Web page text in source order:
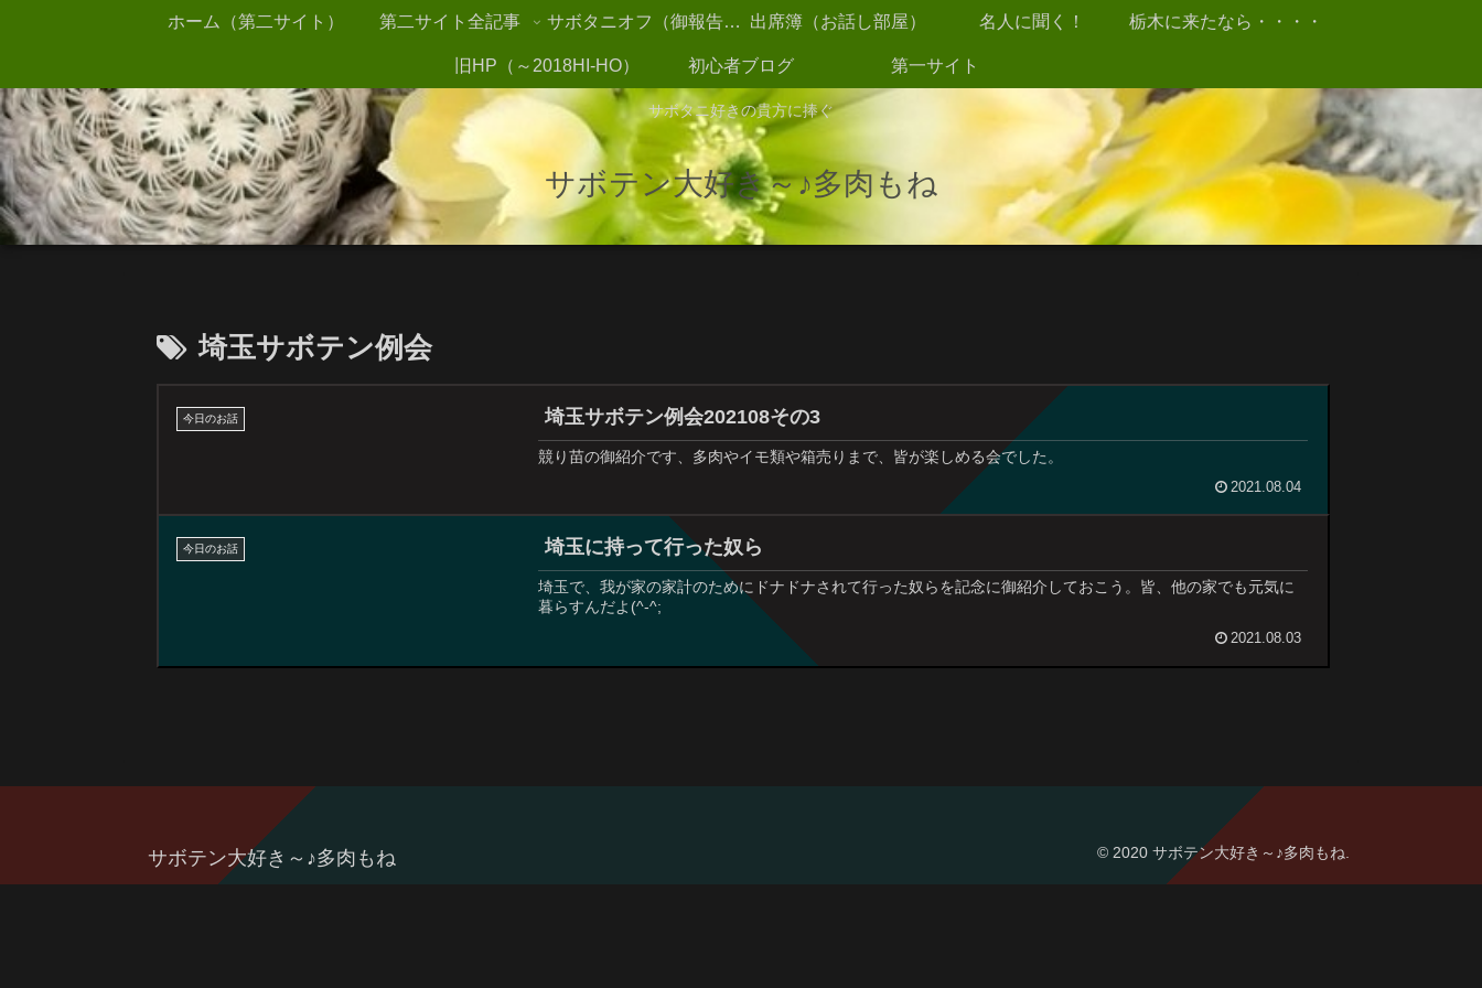
サボタニ好きの貴方に捧ぐ
サボテン大好き～♪多肉もね
ホーム（第二サイト） 第二サイト全記事 サボタニオフ（御報告2021～） 出席簿（お話し部屋） 名人に聞く！ 栃木に来たなら・・・・
旧HP（～2018HI-HO） 初心者ブログ 第一サイト
埼玉サボテン例会
今日のお話 埼玉サボテン例会202108その3
競り苗の御紹介です、多肉やイモ類や箱売りまで、皆が楽しめる会でした。
2021.08.04
今日のお話 埼玉に持って行った奴ら
埼玉で、我が家の家計のためにドナドナされて行った奴らを記念に御紹介しておこう。皆、他の家でも元気に
暮らすんだよ(^-^;
2021.08.03
サボテン大好き～♪多肉もね © 2020 サボテン大好き～♪多肉もね.